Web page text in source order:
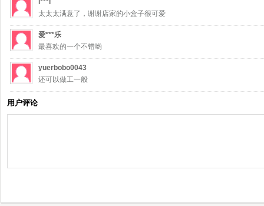
l***i
太太太满意了，谢谢店家的小盒子很可爱
爱***乐
最喜欢的一个不错哟
yuerbobo0043
还可以做工一般
用户评论